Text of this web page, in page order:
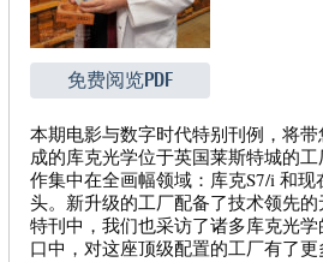
免费阅览PDF
本期电影与数字时代特别刊例，将
成的库克光学位于英国莱斯特城的
作集中在全画幅领域：库克S7/i 和
头。新升级的工厂配备了技术领先
特刊中，我们也采访了诸多库克光
口中，对这座顶级配置的工厂有了更